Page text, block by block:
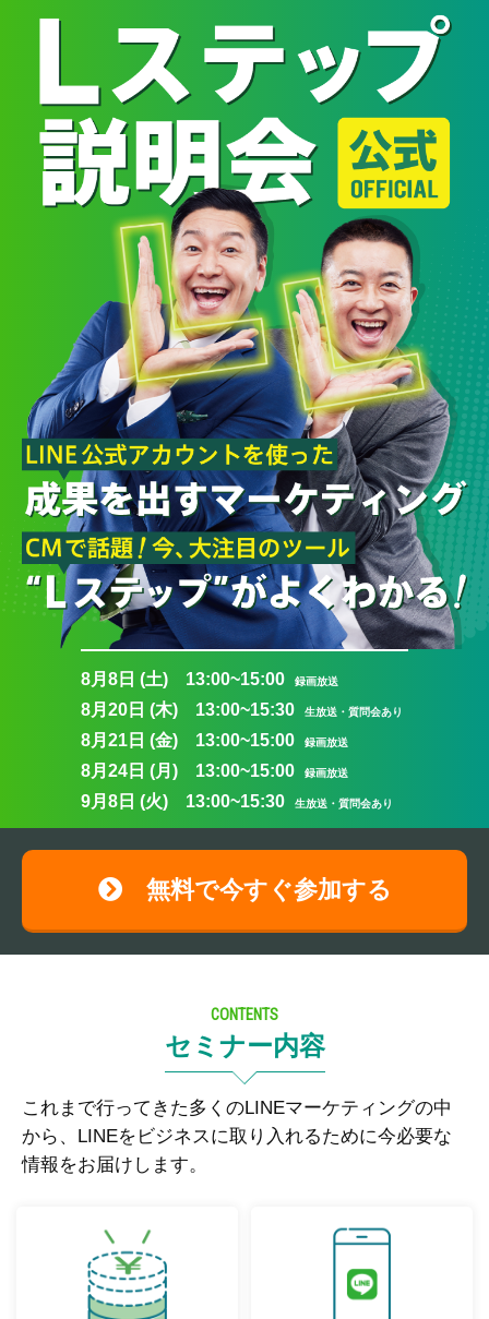
8月8日 (土) 13:00~15:00 録画放送
8月20日 (木) 13:00~15:30 生放送・質問会あり
8月21日 (金) 13:00~15:00 録画放送
8月24日 (月) 13:00~15:00 録画放送
9月8日 (火) 13:00~15:30 生放送・質問会あり
無料で今すぐ参加する
CONTENTS
セミナー内容
これまで行ってきた多くのLINEマーケティングの中
から、LINEをビジネスに取り入れるために今必要な
情報をお届けします。